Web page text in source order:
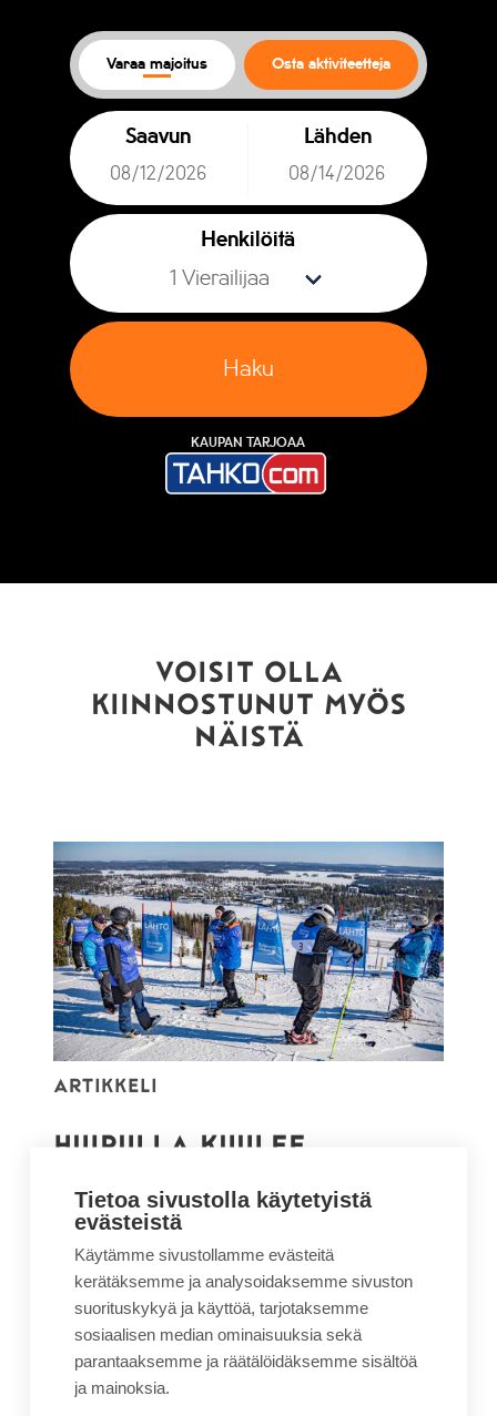
Varaa majoitus Osta aktiviteetteja
Saavun Lähden
Henkilöitä
Haku
KAUPAN TARJOAA
VOISIT OLLA
KIINNOSTUNUT MYÖS
NÄISTÄ
Artikkeli
HUIPULLA KUULEE
Mitä jää, kun liike-elämän sotisovat
riisutaan? Mikä johtaa kullanarvoisiin
oivalluksiin? Miksi vuori puhuu ja
kannattaako sitä kuunnella?
Lue lisää
Tietoa sivustolla käytetyistä
evästeistä
Käytämme sivustollamme evästeitä
kerätäksemme ja analysoidaksemme sivuston
suorituskykyä ja käyttöä, tarjotaksemme
sosiaalisen median ominaisuuksia sekä
parantaaksemme ja räätälöidäksemme sisältöä
ja mainoksia.